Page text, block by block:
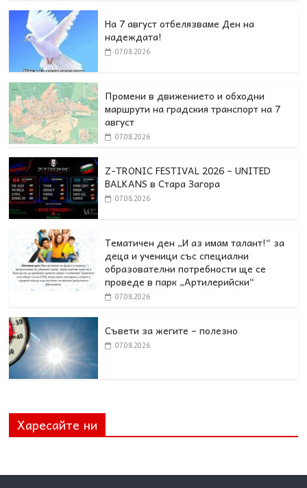
На 7 август отбелязваме Ден на
надеждата!
07.08.2026
Промени в движението и обходни
маршрути на градския транспорт на 7
август
07.08.2026
Z-TRONIC FESTIVAL 2026 – UNITED
BALKANS в Стара Загора
07.08.2026
Тематичен ден „И аз имам талант!“ за
деца и ученици със специални
образователни потребности ще се
проведе в парк „Артилерийски“
07.08.2026
Съвети за жегите – полезно
07.08.2026
Харесайте ни